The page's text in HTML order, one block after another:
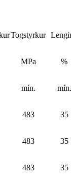
Togstyrkur
MPa %
mín. mín.
483 35
483 35
483 35